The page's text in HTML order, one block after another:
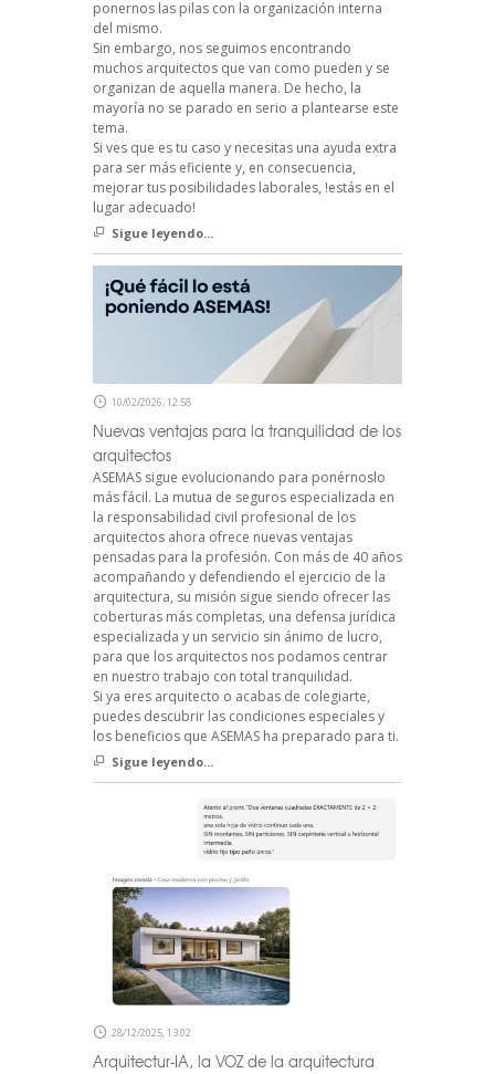
ponernos las pilas con la organización interna
del mismo.
Sin embargo, nos seguimos encontrando
muchos arquitectos que van como pueden y se
organizan de aquella manera. De hecho, la
mayoría no se parado en serio a plantearse este
tema.
Si ves que es tu caso y necesitas una ayuda extra
para ser más eficiente y, en consecuencia,
mejorar tus posibilidades laborales, !estás en el
lugar adecuado!
Sigue leyendo...
10/02/2026, 12:58
Nuevas ventajas para la tranquilidad de los
arquitectos
ASEMAS sigue evolucionando para ponérnoslo
más fácil. La mutua de seguros especializada en
la responsabilidad civil profesional de los
arquitectos ahora ofrece nuevas ventajas
pensadas para la profesión. Con más de 40 años
acompañando y defendiendo el ejercicio de la
arquitectura, su misión sigue siendo ofrecer las
coberturas más completas, una defensa jurídica
especializada y un servicio sin ánimo de lucro,
para que los arquitectos nos podamos centrar
en nuestro trabajo con total tranquilidad.
Si ya eres arquitecto o acabas de colegiarte,
puedes descubrir las condiciones especiales y
los beneficios que ASEMAS ha preparado para ti.
Sigue leyendo...
28/12/2025, 13:02
Arquitectur-IA, la VOZ de la arquitectura